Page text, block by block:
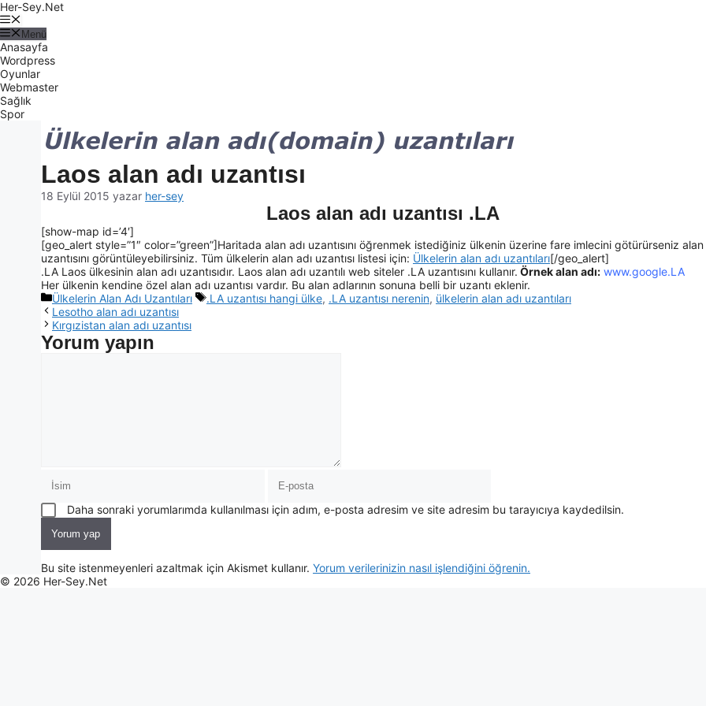
Her-Sey.Net
Menü
Anasayfa
Wordpress
Oyunlar
Webmaster
Sağlık
Spor
Laos alan adı uzantısı
18 Eylül 2015 yazar her-sey
Laos alan adı uzantısı .LA
[show-map id=’4′]
[geo_alert style=”1″ color=”green”]Haritada alan adı uzantısını öğrenmek istediğiniz ülkenin üzerine fare imlecini götürürseniz alan
uzantısını görüntüleyebilirsiniz. Tüm ülkelerin alan adı uzantısı listesi için: Ülkelerin alan adı uzantıları[/geo_alert]
.LA Laos ülkesinin alan adı uzantısıdır. Laos alan adı uzantılı web siteler .LA uzantısını kullanır. Örnek alan adı: www.google.LA
Her ülkenin kendine özel alan adı uzantısı vardır. Bu alan adlarının sonuna belli bir uzantı eklenir.
Ülkelerin Alan Adı Uzantıları
.LA uzantısı hangi ülke, .LA uzantısı nerenin, ülkelerin alan adı uzantıları
Lesotho alan adı uzantısı
Kırgızistan alan adı uzantısı
Yorum yapın
Daha sonraki yorumlarımda kullanılması için adım, e-posta adresim ve site adresim bu tarayıcıya kaydedilsin.
Bu site istenmeyenleri azaltmak için Akismet kullanır. Yorum verilerinizin nasıl işlendiğini öğrenin.
© 2026 Her-Sey.Net